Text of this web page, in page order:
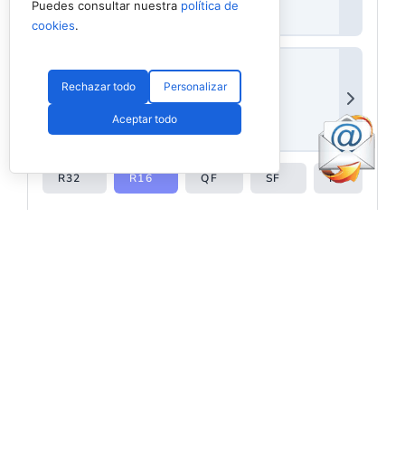
Puedes consultar nuestra política de
cookies.
Rechazar todo Personalizar
Aceptar todo